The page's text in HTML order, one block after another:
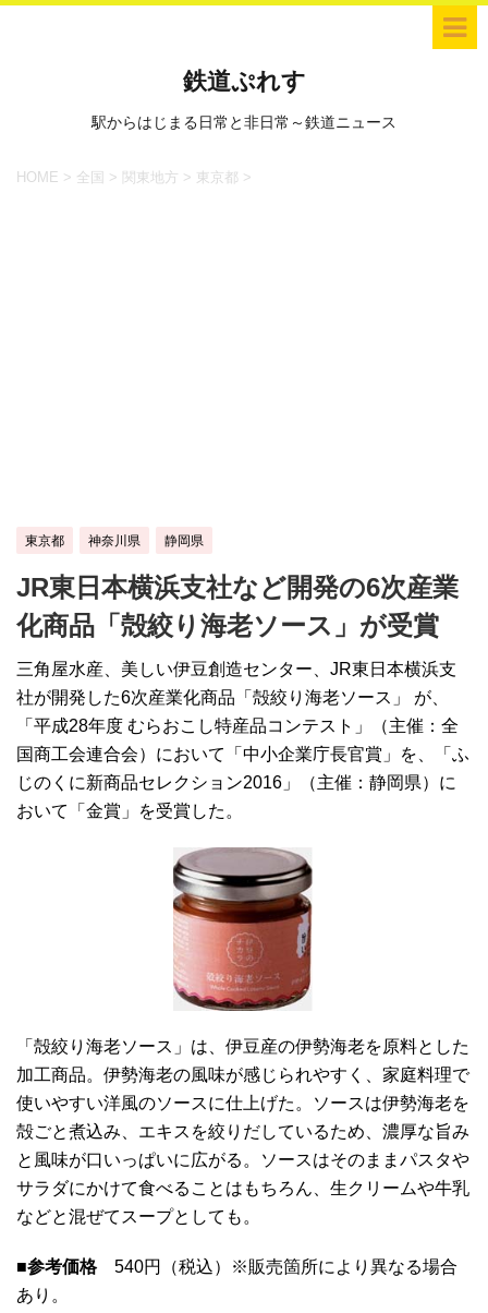
鉄道ぷれす
駅からはじまる日常と非日常～鉄道ニュース
HOME > 全国 > 関東地方 > 東京都 >
東京都 神奈川県 静岡県
JR東日本横浜支社など開発の6次産業
化商品「殻絞り海老ソース」が受賞
三角屋水産、美しい伊豆創造センター、JR東日本横浜支
社が開発した6次産業化商品「殻絞り海老ソース」 が、
「平成28年度 むらおこし特産品コンテスト」（主催：全
国商工会連合会）において「中小企業庁長官賞」を、「ふ
じのくに新商品セレクション2016」（主催：静岡県）に
おいて「金賞」を受賞した。
「殻絞り海老ソース」は、伊豆産の伊勢海老を原料とした
加工商品。伊勢海老の風味が感じられやすく、家庭料理で
使いやすい洋風のソースに仕上げた。ソースは伊勢海老を
殻ごと煮込み、エキスを絞りだしているため、濃厚な旨み
と風味が口いっぱいに広がる。ソースはそのままパスタや
サラダにかけて食べることはもちろん、生クリームや牛乳
などと混ぜてスープとしても。
■参考価格540円（税込）※販売箇所により異なる場合
あり。